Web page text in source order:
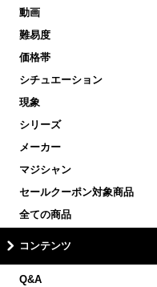
動画
難易度
価格帯
シチュエーション
現象
シリーズ
メーカー
マジシャン
セールクーポン対象商品
全ての商品
コンテンツ
Q&A